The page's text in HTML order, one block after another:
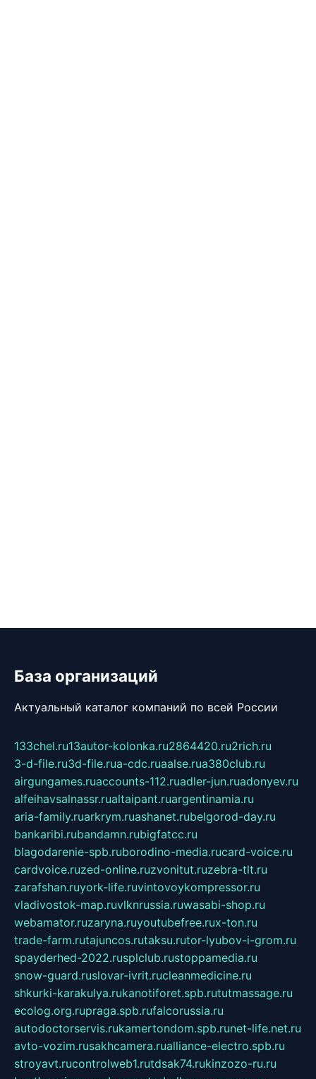
База организаций
Актуальный каталог компаний по всей России
133chel.ru13autor-kolonka.ru2864420.ru2rich.ru
3-d-file.ru3d-file.rua-cdc.ruaalse.rua380club.ru
airgungames.ruaccounts-112.ruadler-jun.ruadonyev.ru
alfeihavsalnassr.rualtaipant.ruargentinamia.ru
aria-family.ruarkrym.ruashanet.rubelgorod-day.ru
bankaribi.rubandamn.rubigfatcc.ru
blagodarenie-spb.ruborodino-media.rucard-voice.ru
cardvoice.ruzed-online.ruzvonitut.ruzebra-tlt.ru
zarafshan.ruyork-life.ruvintovoykompressor.ru
vladivostok-map.ruvlknrussia.ruwasabi-shop.ru
webamator.ruzaryna.ruyoutubefree.rux-ton.ru
trade-farm.rutajuncos.rutaksu.rutor-lyubov-i-grom.ru
spayderhed-2022.rusplclub.rustoppamedia.ru
snow-guard.ruslovar-ivrit.rucleanmedicine.ru
shkurki-karakulya.rukanotiforet.spb.rututmassage.ru
ecolog.org.rupraga.spb.rufalcorussia.ru
autodoctorservis.rukamertondom.spb.runet-life.net.ru
avto-vozim.rusakhcamera.rualliance-electro.spb.ru
stroyavt.rucontrolweb1.rutdsak74.rukinzozo-ru.ru